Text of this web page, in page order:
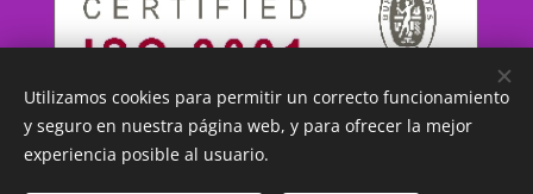
Utilizamos cookies para permitir un correcto funcionamiento
y seguro en nuestra página web, y para ofrecer la mejor
experiencia posible al usuario.